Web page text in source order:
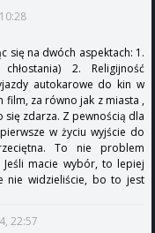
się na dwóch aspektach: 1.
2. Religijność
autokarowe do kin w
film, za równo jak z miasta ,
się zdarza. Z pewnością dla
w życiu wyjście do
To nie problem
macie wybór, to lepiej
nie widzieliście, bo to jest
22:57